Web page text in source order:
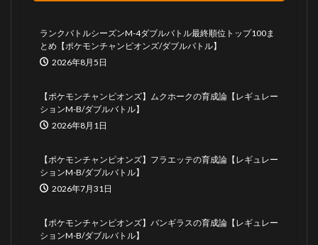
ランクバトルシーズンM-4ダブルバトル最終順位トップ100ま
とめ【ポケモンチャンピオンズ/ダブルバトル】
2026年8月5日
【ポケモンチャンピオンズ】ムクホークの育成論【レギュレー
ションM-B/ダブルバトル】
2026年8月1日
【ポケモンチャンピオンズ】フラエッテの育成論【レギュレー
ションM-B/ダブルバトル】
2026年7月31日
【ポケモンチャンピオンズ】バンギラスの育成論【レギュレー
ションM-B/ダブルバトル】